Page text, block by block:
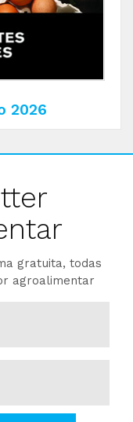
2026
gratuita, todas
agroalimentar